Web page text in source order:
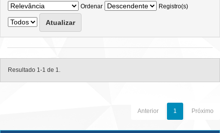
Ordenar
Registro(s)
Resultado 1-1 de 1.
Anterior 1 Próximo